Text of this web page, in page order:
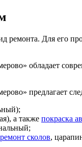
ремонта. Для его
обладает
предлагает
а также покраска
ремонт сколов,